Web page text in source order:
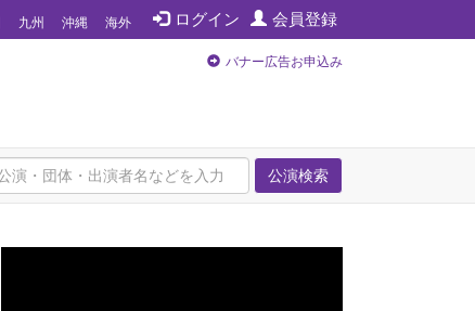
ログイン 会員登録
九州 沖縄 海外
バナー広告お申込み
公演検索